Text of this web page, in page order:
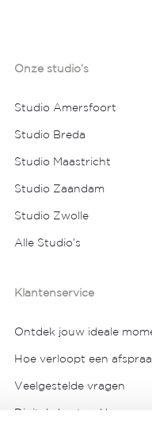
Onze studio’s
Studio Amersfoort
Studio Breda
Studio Maastricht
Studio Zaandam
Studio Zwolle
Alle Studio’s
Klantenservice
Ontdek jouw ideale
Hoe verloopt een
Veelgestelde vragen
Digitale bestand bewaren